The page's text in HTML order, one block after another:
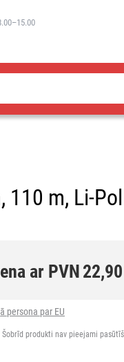
m, Li-
ar PVN 22,90
persona par EU
produkti nav pieejami